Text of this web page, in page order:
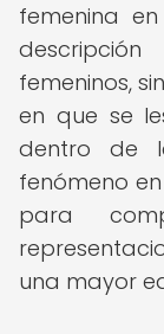
femenina
femeninos,
en que se
dentro de
fenómeno
para
una mayor